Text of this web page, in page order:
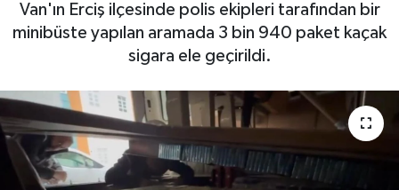
Van'ın Erciş ilçesinde polis ekipleri tarafından bir
minibüste yapılan aramada 3 bin 940 paket kaçak
sigara ele geçirildi.
Haber Arşivi